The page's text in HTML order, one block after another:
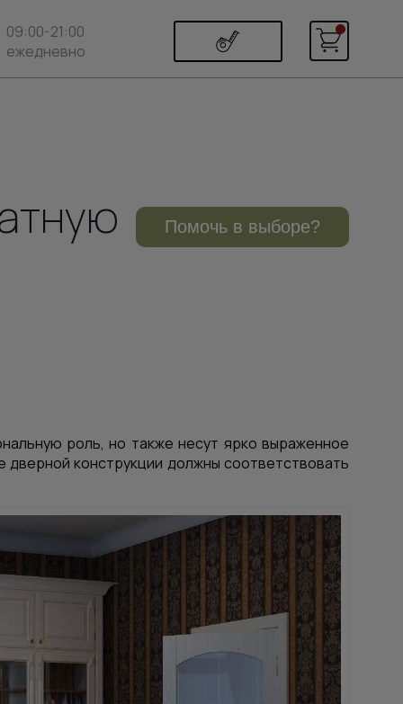
09:00-21:00
ежедневно
Помочь в выборе?
роль, но также несут ярко выраженное
конструкции должны соответствовать